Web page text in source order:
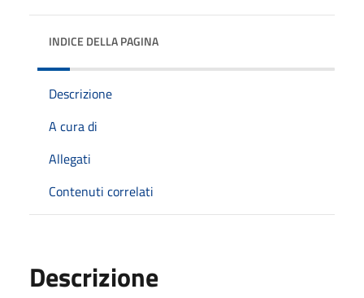
INDICE DELLA PAGINA
Descrizione
A cura di
Allegati
Contenuti correlati
Descrizione